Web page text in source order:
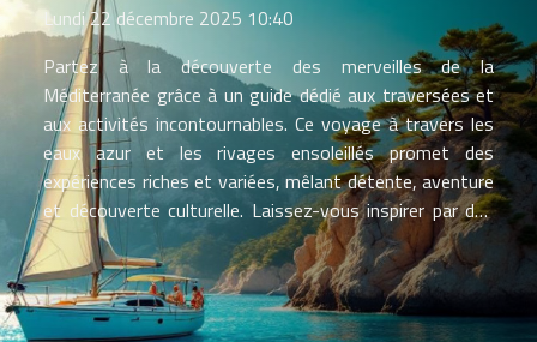
Lundi 22 décembre 2025 10:40
Partez à la découverte des merveilles de la
Méditerranée grâce à un guide dédié aux traversées et
aux activités incontournables. Ce voyage à travers les
eaux azur et les rivages ensoleillés promet des
expériences riches et variées, mêlant détente, aventure
et découverte culturelle. Laissez-vous inspirer par des
conseils experts et des suggestions pour préparer au
mieux votre exploration méditerranéenne. Les routes
maritimes emblématiques La traversée Méditerranée a
toujours joué un rôle déterminant dans le